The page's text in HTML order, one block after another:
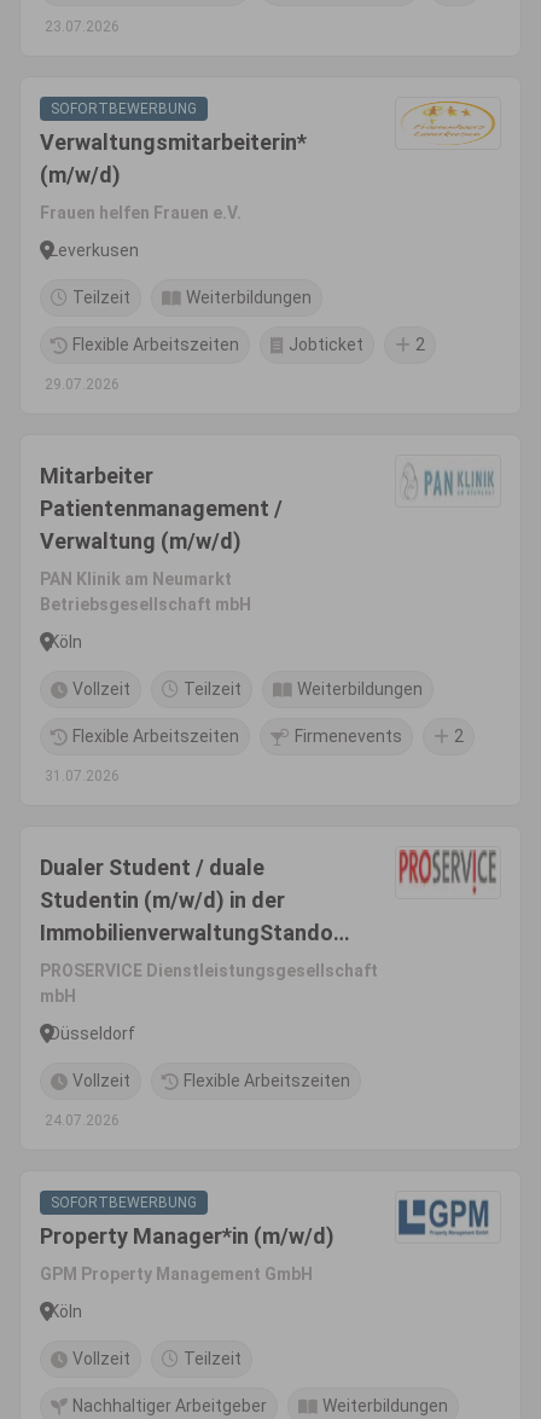
23.07.2026
SOFORTBEWERBUNG
Verwaltungsmitarbeiterin*
(m/w/d)
Frauen helfen Frauen e.V.
Leverkusen
Teilzeit Weiterbildungen
Flexible Arbeitszeiten Jobticket 2
29.07.2026
Mitarbeiter
Patientenmanagement /
Verwaltung (m/w/d)
PAN Klinik am Neumarkt
Betriebsgesellschaft mbH
Köln
Vollzeit Teilzeit Weiterbildungen
Flexible Arbeitszeiten Firmenevents 2
31.07.2026
Dualer Student / duale
Studentin (m/w/d) in der
ImmobilienverwaltungStandort
Düsseldorf
PROSERVICE Dienstleistungsgesellschaft
mbH
Düsseldorf
Vollzeit Flexible Arbeitszeiten
24.07.2026
SOFORTBEWERBUNG
Property Manager*in (m/w/d)
GPM Property Management GmbH
Köln
Vollzeit Teilzeit
Nachhaltiger Arbeitgeber Weiterbildungen